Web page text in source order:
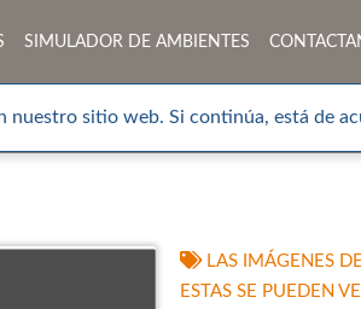
SIMULADOR DE AMBIENTES
sitio web. Si continúa, está de
LAS IMÁGENES
ESTAS SE PUEDEN